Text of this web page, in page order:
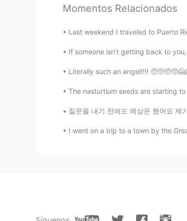
올리
알았는데 몇번 보고나서
올리
EN KR
@ミヌ Haha I feel like
maybe it's because I'm
literally sound as if
Ryan ライアン
Momentos Relacionados
Last weekend I traveled to Puerto
If someone isn’t getting back to
Literally such an angel!!!!
The nasturtium seeds are starting
질문을 내기 전에도 예상은 했어요 제가 문과라고 생각하는
I went on a trip to a town by the Great